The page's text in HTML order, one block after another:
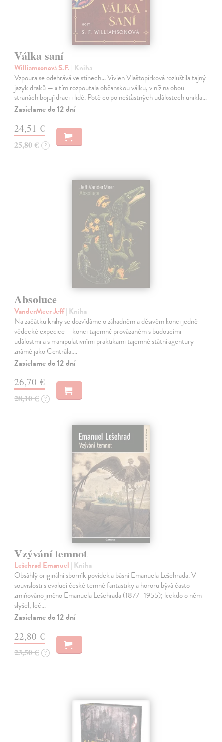
Válka saní
Williamsonová S.F. | Kniha
Vzpoura se odehrává ve stínech… Vivien Vlaštopírková rozluštila tajný
jazyk draků — a tím rozpoutala občanskou válku, v níž na obou
stranách bojují draci i lidé. Poté co po nešťastných událostech unikla…
Zasielame do 12 dní
24,51 €
25,80 € ?
Absoluce
VanderMeer Jeff| Kniha
Na začátku knihy se dozvídáme o záhadném a děsivém konci jedné
vědecké expedice – konci tajemně provázaném s budoucími
událostmi a s manipulativními praktikami tajemné státní agentury
známé jako Centrála.…
Zasielame do 12 dní
26,70 €
28,10 € ?
Vzývání temnot
Lešehrad Emanuel | Kniha
Obsáhlý originální sborník povídek a básní Emanuela Lešehrada. V
souvislosti s evolucí české temné fantastiky a hororu bývá často
zmiňováno jméno Emanuela Lešehrada (1877–1955); leckdo o něm
slyšel, leč…
Zasielame do 12 dní
22,80 €
23,50 € ?